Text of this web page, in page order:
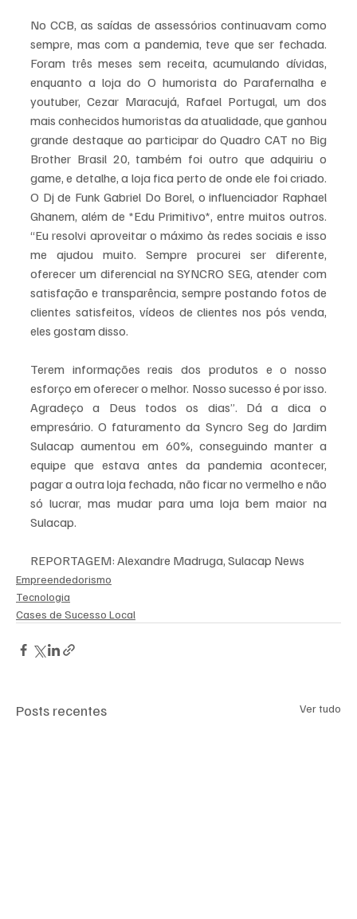
No CCB, as saídas de assessórios continuavam como
sempre, mas com a pandemia, teve que ser fechada.
Foram três meses sem receita, acumulando dívidas,
enquanto a loja do O humorista do Parafernalha e
youtuber, Cezar Maracujá, Rafael Portugal, um dos
mais conhecidos humoristas da atualidade, que ganhou
grande destaque ao participar do Quadro CAT no Big
Brother Brasil 20, também foi outro que adquiriu o
game, e detalhe, a loja fica perto de onde ele foi criado.
O Dj de Funk Gabriel Do Borel, o influenciador Raphael
Ghanem, além de *Edu Primitivo*, entre muitos outros.
“Eu resolvi aproveitar o máximo às redes sociais e isso
me ajudou muito. Sempre procurei ser diferente,
oferecer um diferencial na SYNCRO SEG, atender com
satisfação e transparência, sempre postando fotos de
clientes satisfeitos, vídeos de clientes nos pós venda,
eles gostam disso.
Terem informações reais dos produtos e o nosso
esforço em oferecer o melhor. Nosso sucesso é por isso.
Agradeço a Deus todos os dias”. Dá a dica o
empresário. O faturamento da Syncro Seg do Jardim
Sulacap aumentou em 60%, conseguindo manter a
equipe que estava antes da pandemia acontecer,
pagar a outra loja fechada, não ficar no vermelho e não
só lucrar, mas mudar para uma loja bem maior na
Sulacap.
REPORTAGEM: Alexandre Madruga, Sulacap News
Empreendedorismo
Tecnologia
Cases de Sucesso Local
Posts recentes Ver tudo